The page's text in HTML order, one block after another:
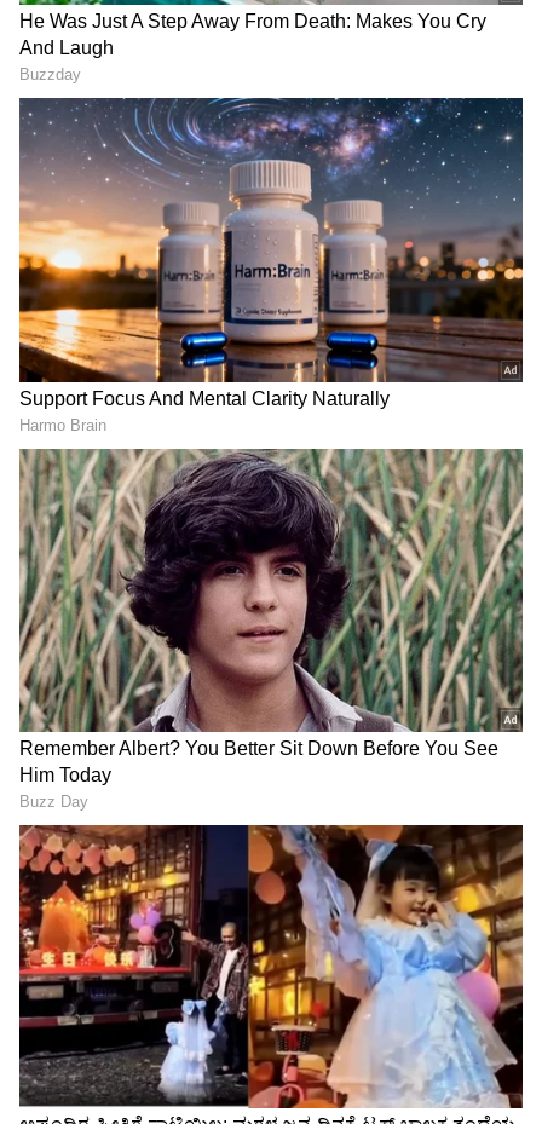
Image Credit :Asianet News
ಬಾಡಿ ಶೇಮಿಂಗ್‌
ಈ ಮಾತುಗಳ ಹಿಂದೆ ಅಡಗಿರುವ ನೋವು ಏನು?
ಗೀತಾಭಾರತಿ ಭಟ್ ಅವರಿಗೆ ಇಷ್ಟೊಂದು ಬೇಸರವಾಗಲು
ಕಾರಣವೇನು? ಎಂಬ ಪ್ರಶ್ನೆಗಳು ಅಭಿಮಾನಿಗಳಲ್ಲಿ ಮೂಡಿವೆ.
ಅದರ ಸಂಪೂರ್ಣ ಉತ್ತರ ಈ ವಾರದ ಎಪಿಸೋಡ್‌ನಲ್ಲಿ
ಸಿಗಲಿದೆ.
ಗೀತಾಭಾರತಿ ಭಟ್ ಅವರು ಸಾರ್ವಜನಿಕರಿಂದ ಆಗಾಗ ಬಾಡಿ
ಶೇಮಿಂಗ್‌ಗೆ ಒಳಗಾಗಿರುವ ವಿಚಾರವನ್ನು ಹಲವು ಬಾರಿ
ಬಹಿರಂಗವಾಗಿ ಹಂಚಿಕೊಂಡಿದ್ದಾರೆ. ಸಾಮಾಜಿಕ
ಜಾಲತಾಣಗಳಲ್ಲಿ ಅವರ ದೇಹದಾಕೃತಿಯ ಬಗ್ಗೆ ಬಂದ
ಟೀಕೆಗಳು ಅವರನ್ನು ಮಾನಸಿಕವಾಗಿ ನೋಯಿಸಿದ್ದವು
ಎಂಬುದನ್ನೂ ಅವರು ಹಿಂದೆ ಹೇಳಿಕೊಂಡಿದ್ದರು.